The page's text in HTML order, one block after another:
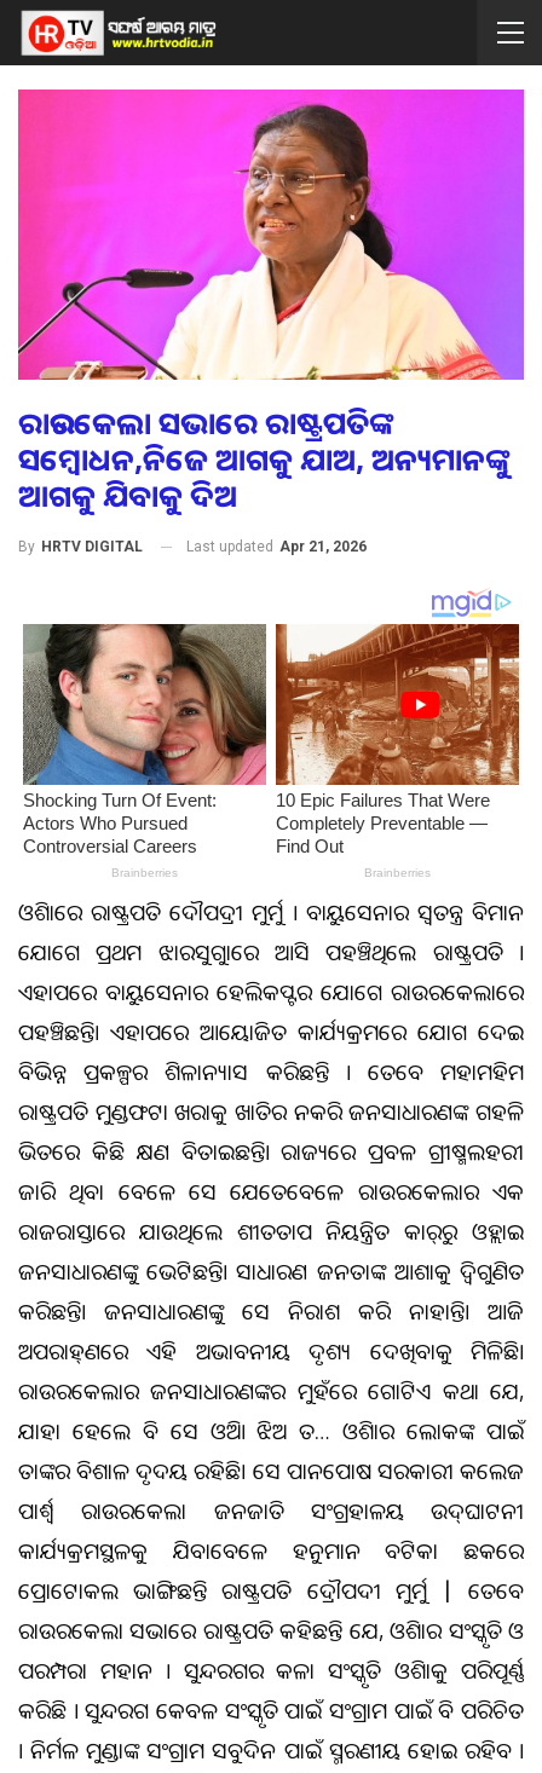
ରାଉରକେଲା ସଭାରେ ରାଷ୍ଟ୍ରପତିଙ୍କ
ସମ୍ବୋଧନ,ନିଜେ ଆଗକୁ ଯାଅ, ଅନ୍ୟମାନଙ୍କୁ
ଆଗକୁ ଯିବାକୁ ଦିଅ
By HRTV DIGITAL Last updated Apr 21, 2026
ଓଡ଼ିଶାରେ ରାଷ୍ଟ୍ରପତି ଦୌପଦ୍ରୀ ମୁର୍ମୁ । ବାୟୁସେନାର ସ୍ୱତନ୍ତ୍ର ବିମାନ
ଯୋଗେ ପ୍ରଥମ ଝାରସୁଗୁଡ଼ାରେ ଆସି ପହଞ୍ଚିଥିଲେ ରାଷ୍ଟ୍ରପତି ।
ଏହାପରେ ବାୟୁସେନାର ହେଲିକପ୍ଟର ଯୋଗେ ରାଉରକେଲାରେ
ପହଞ୍ଚିଛନ୍ତି। ଏହାପରେ ଆୟୋଜିତ କାର୍ଯ୍ୟକ୍ରମରେ ଯୋଗ ଦେଇ
ବିଭିନ୍ନ ପ୍ରକଳ୍ପର ଶିଳାନ୍ୟାସ କରିଛନ୍ତି । ତେବେ ମହାମହିମ
ରାଷ୍ଟ୍ରପତି ମୁଣ୍ଡଫଟା ଖରାକୁ ଖାତିର ନକରି ଜନସାଧାରଣଙ୍କ ଗହଳି
ଭିତରେ କିଛି କ୍ଷଣ ବିତାଇଛନ୍ତି। ରାଜ୍ୟରେ ପ୍ରବଳ ଗ୍ରୀଷ୍ମଲହରୀ
ଜାରି ଥିବା ବେଳେ ସେ ଯେତେବେଳେ ରାଉରକେଲାର ଏକ
ରାଜରାସ୍ତାରେ ଯାଉଥିଲେ ଶୀତତାପ ନିୟନ୍ତ୍ରିତ କାର୍‌ରୁ ଓହ୍ଲାଇ
ଜନସାଧାରଣଙ୍କୁ ଭେଟିଛନ୍ତି। ସାଧାରଣ ଜନତାଙ୍କ ଆଶାକୁ ଦ୍ବିଗୁଣିତ
କରିଛନ୍ତି। ଜନସାଧାରଣଙ୍କୁ ସେ ନିରାଶ କରି ନାହାନ୍ତି। ଆଜି
ଅପରାହ୍‌ଣରେ ଏହି ଅଭାବନୀୟ ଦୃଶ୍ୟ ଦେଖିବାକୁ ମିଳିଛି।
ରାଉରକେଲାର ଜନସାଧାରଣଙ୍କର ମୁହଁରେ ଗୋଟିଏ କଥା ଯେ,
ଯାହା ହେଲେ ବି ସେ ଓଡ଼ିଆ ଝିଅ ତ… ଓଡ଼ିଶାର ଲୋକଙ୍କ ପାଇଁ
ତାଙ୍କର ବିଶାଳ ଦୃଦୟ ରହିଛି। ସେ ପାନପୋଷ ସରକାରୀ କଲେଜ
ପାର୍ଶ୍ଵ ରାଉରକେଲା ଜନଜାତି ସଂଗ୍ରହାଳୟ ଉଦ୍‌ଘାଟନୀ
କାର୍ଯ୍ୟକ୍ରମସ୍ଥଳକୁ ଯିବାବେଳେ ହନୁମାନ ବଟିକା ଛକରେ
ପ୍ରୋଟୋକଲ ଭାଙ୍ଗିଛନ୍ତି ରାଷ୍ଟ୍ରପତି ଦ୍ରୌପଦୀ ମୁର୍ମୁ | ତେବେ
ରାଉରକେଲା ସଭାରେ ରାଷ୍ଟ୍ରପତି କହିଛନ୍ତି ଯେ, ଓଡ଼ିଶାର ସଂସ୍କୃତି ଓ
ପରମ୍ପରା ମହାନ । ସୁନ୍ଦରଗଡ଼ର କଳା ସଂସ୍କୃତି ଓଡ଼ିଶାକୁ ପରିପୂର୍ଣ୍ଣ
କରିଛି । ସୁନ୍ଦରଗଡ଼ କେବଳ ସଂସ୍କୃତି ପାଇଁ ସଂଗ୍ରାମ ପାଇଁ ବି ପରିଚିତ
। ନିର୍ମଳ ମୁଣ୍ଡାଙ୍କ ସଂଗ୍ରାମ ସବୁଦିନ ପାଇଁ ସ୍ମରଣୀୟ ହୋଇ ରହିବ ।